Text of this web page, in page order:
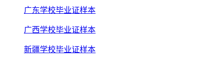
广东学校毕业证样本
广西学校毕业证样本
新疆学校毕业证样本